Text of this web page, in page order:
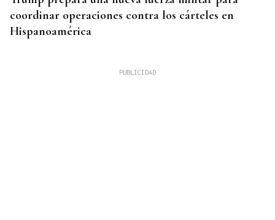
coordinar operaciones contra los cárteles en
Hispanoamérica